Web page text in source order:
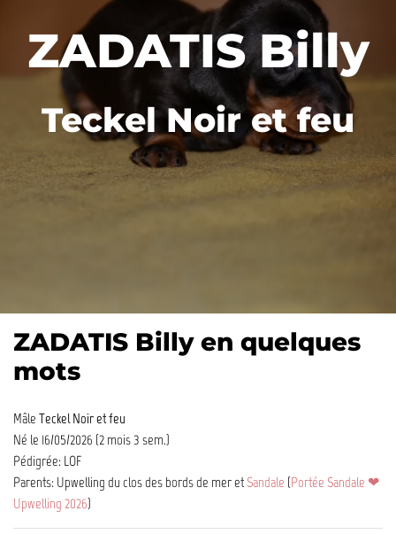
ZADATIS Billy
Teckel Noir et feu
ZADATIS Billy en quelques
mots
Mâle Teckel Noir et feu
Né le 16/05/2026 (2 mois 3 sem.)
Pédigrée: LOF
Parents: Upwelling du clos des bords de mer et Sandale (Portée Sandale ❤
Upwelling 2026)